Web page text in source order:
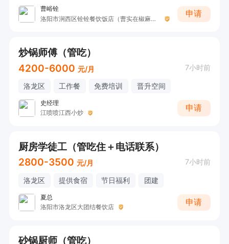
曹峪铨
洛阳市涧西区铨铨餐饮饭店（曹实在椒麻鱼.鱼杂火锅）
申请
炒锅师傅（管吃）
4200-6000 元/月 7小时前
洛龙区 工作餐 免费培训 晋升空间
史经理
江喷喷江西小炒
申请
厨房学徒工（管吃住＋电话联系）
2800-3500 元/月 7小时前
洛龙区 提供食宿 节日福利 团建
夏总
洛阳市洛龙区大团结餐饮店
申请
砂锅厨师（管吃）